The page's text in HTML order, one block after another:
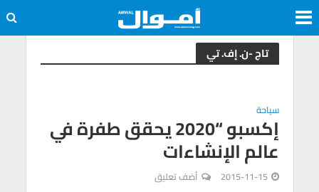
تاج -ن. إف. تي
سياحة
إكسبو “2020 يحقق طفرة في
عالم الإنشاءات
2015-11-15 أضف تعليق